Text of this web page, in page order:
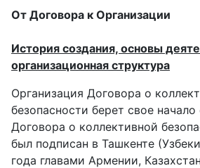
От Договора к Организации
История создания, основы
организационная структура
Организация Договора о
безопасности берет свое
Договора о коллективной
был подписан в Ташкенте
года главами Армении,